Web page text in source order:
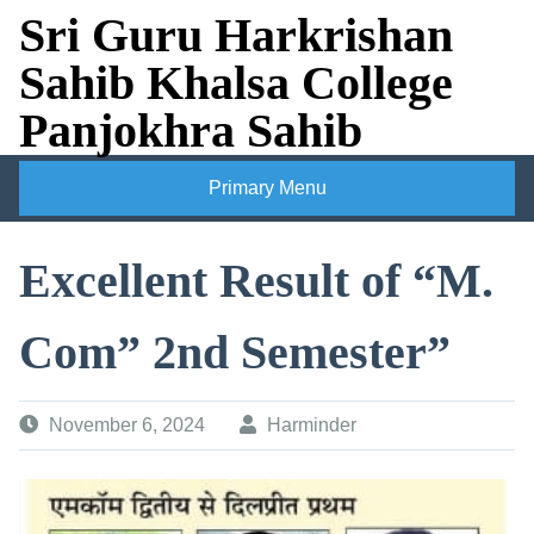
content
Sri Guru Harkrishan
Sahib Khalsa College
Panjokhra Sahib
Primary Menu
Excellent Result of “M.
Com” 2nd Semester”
November 6, 2024 Harminder